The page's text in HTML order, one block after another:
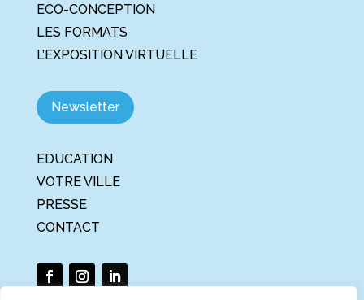
ECO-CONCEPTION
LES FORMATS
L’EXPOSITION VIRTUELLE
Newsletter
EDUCATION
VOTRE VILLE
PRESSE
CONTACT